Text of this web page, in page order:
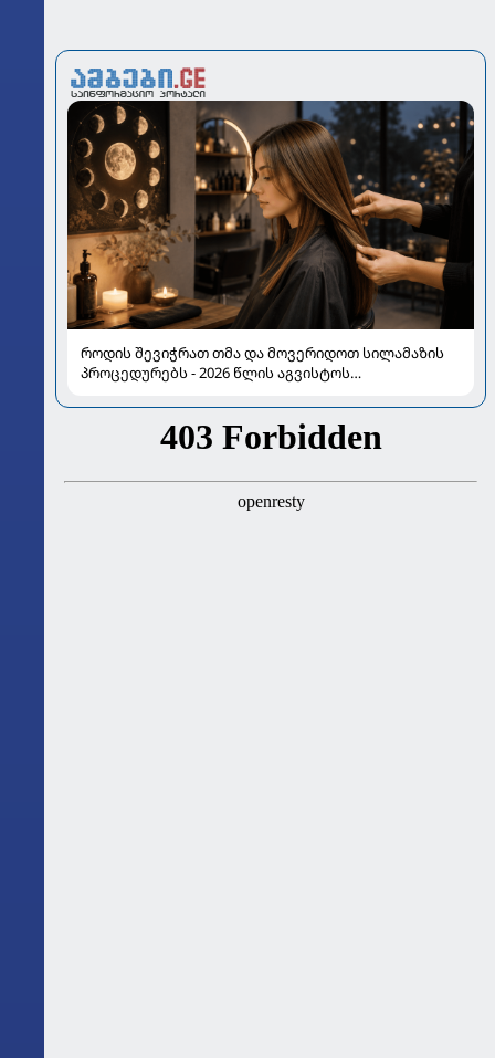
როდის შევიჭრათ თმა და მოვერიდოთ სილამაზის
პროცედურებს - 2026 წლის აგვისტოს